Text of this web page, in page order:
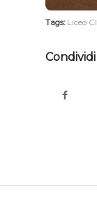
Tags: Liceo